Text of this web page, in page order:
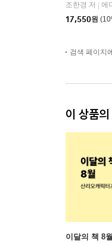
조한경 저
에
17,550원
검색 페이지
이 상품
이달의 책 8